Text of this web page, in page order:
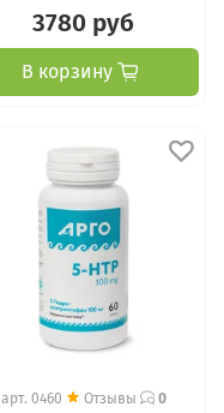
3780 руб
В корзину
арт. 0460 Отзывы 0